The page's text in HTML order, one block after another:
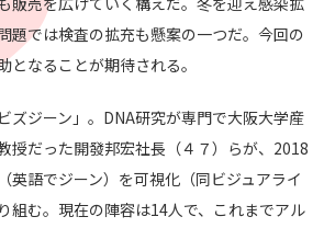
題では検査の拡充も懸案の一つだ。今回の
なることが期待される。
ズジーン」。DNA研究が専門で大阪大学産
授だった開發邦宏社長（４７）らが、2018
英語でジーン）を可視化（同ビジュアライ
組む。現在の陣容は14人で、これまでアル